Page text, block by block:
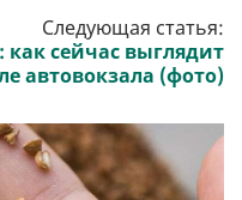
Следующая статья:
сейчас выглядит
автовокзала (фото)